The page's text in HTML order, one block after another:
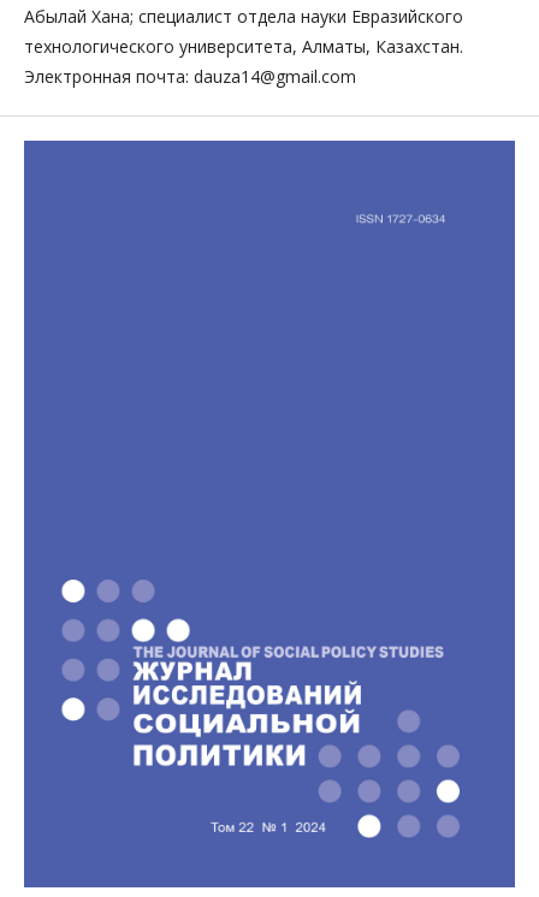
Абылай Хана; специалист отдела науки Евразийского
технологического университета, Алматы, Казахстан.
Электронная почта: dauza14@gmail.com